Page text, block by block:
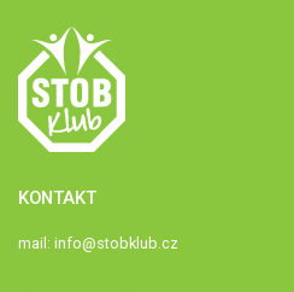
KONTAKT
mail: info@stobklub.cz